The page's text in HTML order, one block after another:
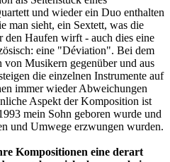
und wieder ein Duo enthalten
man sieht, ein Sextett, was die
den Haufen wirft - auch dies eine
eine "Déviation". Bei dem
Musikern gegenüber und aus
die einzelnen Instrumente auf
immer wieder Abweichungen
Aspekt der Komposition ist
mein Sohn geboren wurde und
und Umwege erzwungen wurden.
Kompositionen eine derart